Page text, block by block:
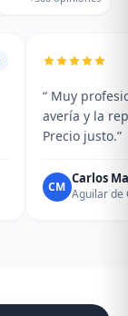
“ Muy
avería y la
Precio justo.”
CM
Carlos
Aguilar de